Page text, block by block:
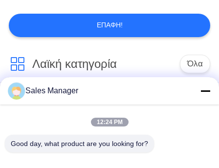
Μηχανικός
βραχίονας
5
ΕΠΑΦΉ!
Λαϊκή κατηγορία Όλα
υδραυλικών
πασσάλων
συναρμολογημένα
σωρό πρόγραμμα
Sales Manager
12:24 PM
Good day, what product are you looking for?